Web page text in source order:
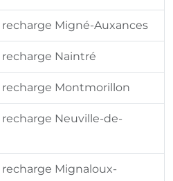
Migné-Auxances
Naintré
Montmorillon
Neuville-de-
Mignaloux-